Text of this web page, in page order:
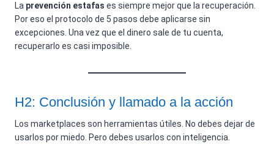
La prevención estafas es siempre mejor que la recuperación.
Por eso el protocolo de 5 pasos debe aplicarse sin
excepciones. Una vez que el dinero sale de tu cuenta,
recuperarlo es casi imposible.
H2: Conclusión y llamado a la acción
Los marketplaces son herramientas útiles. No debes dejar de
usarlos por miedo. Pero debes usarlos con inteligencia.